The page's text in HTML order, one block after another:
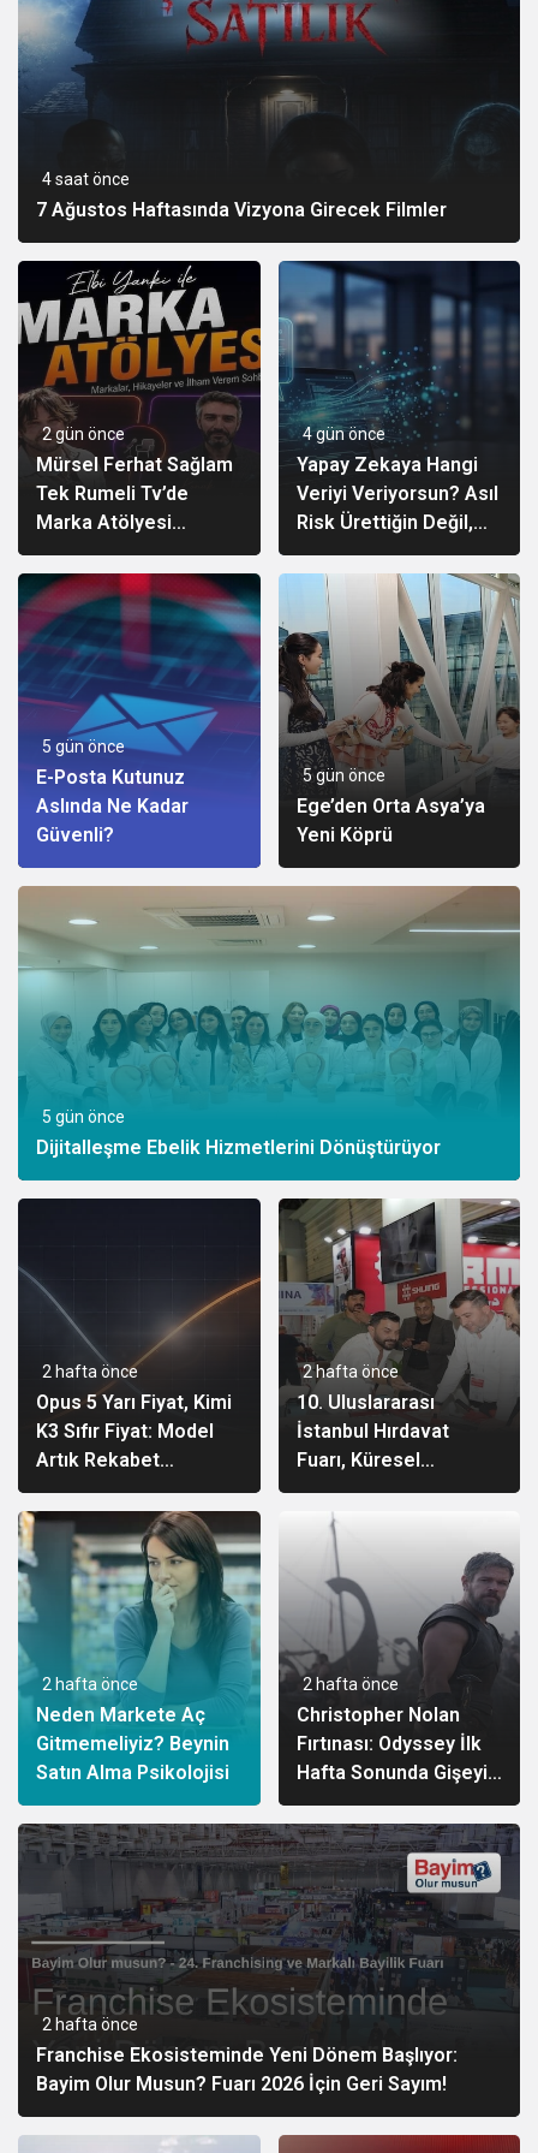
4 saat önce
7 Ağustos Haftasında Vizyona Girecek Filmler
2 gün önce
Mürsel Ferhat Sağlam
Tek Rumeli Tv’de
Marka Atölyesi
Programına Konuk
Oldu
4 gün önce
Yapay Zekaya Hangi
Veriyi Veriyorsun? Asıl
Risk Ürettiğin Değil,
Verdiğin Veride
5 gün önce
E-Posta Kutunuz
Aslında Ne Kadar
Güvenli?
5 gün önce
Ege’den Orta Asya’ya
Yeni Köprü
5 gün önce
Dijitalleşme Ebelik Hizmetlerini Dönüştürüyor
2 hafta önce
Opus 5 Yarı Fiyat, Kimi
K3 Sıfır Fiyat: Model
Artık Rekabet
Avantajın Değil
2 hafta önce
10. Uluslararası
İstanbul Hırdavat
Fuarı, Küresel
Ticaretin Yeni Merkezi
Olmaya Hazırlanıyor
2 hafta önce
Neden Markete Aç
Gitmemeliyiz? Beynin
Satın Alma Psikolojisi
2 hafta önce
Christopher Nolan
Fırtınası: Odyssey İlk
Hafta Sonunda Gişeyi
Salladı!
2 hafta önce
Franchise Ekosisteminde Yeni Dönem Başlıyor:
Bayim Olur Musun? Fuarı 2026 İçin Geri Sayım!